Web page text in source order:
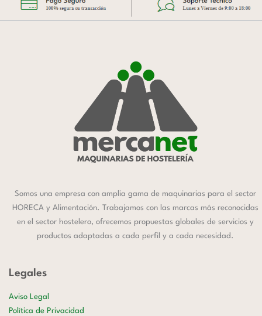
Somos una empresa con amplia gama de maquinarias para el sector
HORECA y Alimentación. Trabajamos con las marcas más reconocidas
en el sector hostelero, ofrecemos propuestas globales de servicios y
productos adaptadas a cada perfil y a cada necesidad.
Legales
Aviso Legal
Política de Privacidad